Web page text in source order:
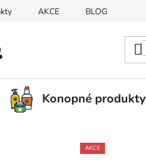
AKCE BLOG
Konopné produkty
AKCE